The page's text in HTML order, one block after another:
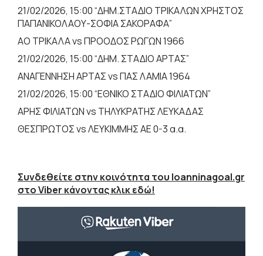
21/02/2026, 15:00 “ΔΗΜ.ΣΤΑΔΙΟ ΤΡΙΚΑΛΩΝ ΧΡΗΣΤΟΣ
ΠΑΠΑΝΙΚΟΛΑΟΥ-ΣΟΦΙΑ ΣΑΚΟΡΑΦΑ”
ΑΟ ΤΡΙΚΑΛΑ vs ΠΡΟΟΔΟΣ ΡΩΓΩΝ 1966
21/02/2026, 15:00 “ΔΗΜ. ΣΤΑΔΙΟ ΑΡΤΑΣ”
ΑΝΑΓΕΝΝΗΣΗ ΑΡΤΑΣ vs ΠΑΣ ΛΑΜΙΑ 1964
21/02/2026, 15:00 “ΕΘΝΙΚΟ ΣΤΑΔΙΟ ΦΙΛΙΑΤΩΝ”
ΑΡΗΣ ΦΙΛΙΑΤΩΝ vs ΤΗΛΥΚΡΑΤΗΣ ΛΕΥΚΑΔΑΣ
ΘΕΣΠΡΩΤΟΣ vs ΛΕΥΚΙΜΜΗΣ ΑΕ 0-3 α.α.
Συνδεθείτε στην κοινότητα του Ioanninagoal.gr
στο Viber κάνοντας κλικ εδώ!